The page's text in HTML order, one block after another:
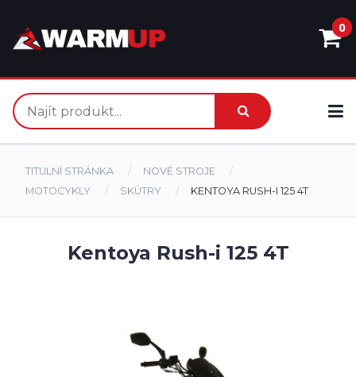
0
TITULNÍ STRÁNKA
NOVÉ STROJE
MOTOCYKLY
SKÚTRY KENTOYA RUSH-I 125 4T
Kentoya Rush-i 125 4T